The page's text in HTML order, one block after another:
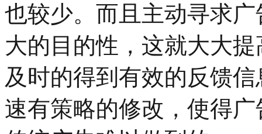
也较少。而且主动寻求
大的目的性，这就大大
及时的得到有效的反馈
速有策略的修改，使得